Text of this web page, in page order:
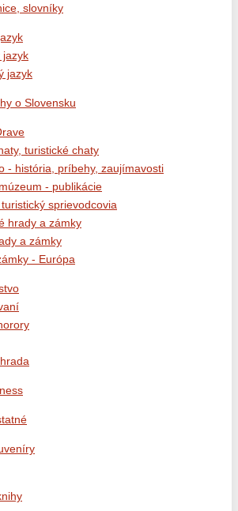
slovníky
jazyk
jazyk
o Slovensku
turistické chaty
- história, príbehy, zaujímavosti
- publikácie
sprievodcovia
hrady a zámky
a zámky
- Európa